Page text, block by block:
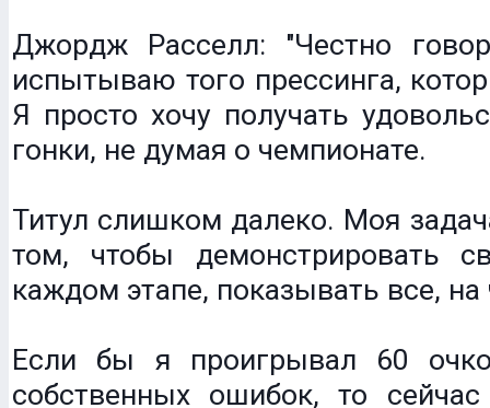
Джордж Расселл: "Честно
испытываю того прессинга,
Я просто хочу получать
гонки, не думая о чемпионате.
Титул слишком далеко. Моя
том, чтобы демонстрировать
каждом этапе, показывать все, на
Если бы я проигрывал 60
собственных ошибок, то